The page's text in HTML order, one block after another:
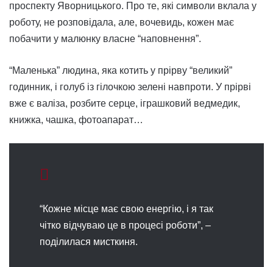
проспекту Яворницького. Про те, які символи вклала у
роботу, не розповідала, але, вочевидь, кожен має
побачити у малюнку власне “наповнення”.
“Маленька” людина, яка котить у прірву “великий”
годинник, і голуб із гілочкою зелені навпроти. У прірві
вже є валіза, розбите серце, іграшковий ведмедик,
книжка, чашка, фотоапарат…
“Кожне місце має свою енергію, і я так
чітко відчуваю це в процесі роботи”, –
поділилася мисткиня.